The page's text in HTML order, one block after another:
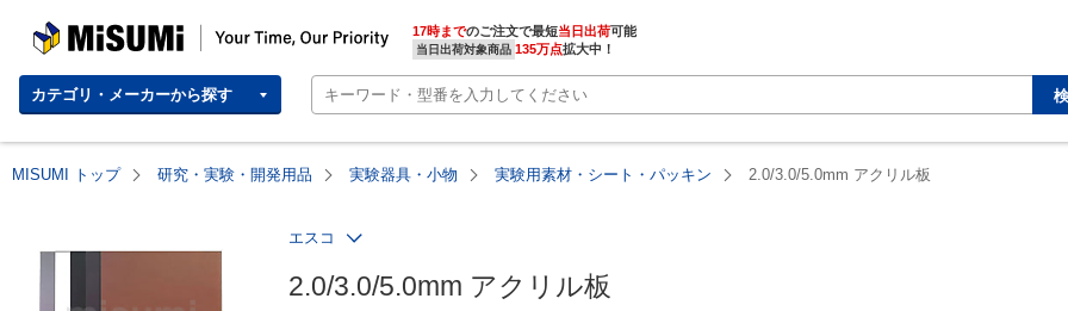
MISUMI | Your Time, Our Priority 17時までのご注文で最短当日出荷
当日出荷対象商品 135万点拡大中！
カテゴリ・メーカーから探す
MISUMI トップ 研究・実験・開発用品 実験器具・小物 実験用素材・シート・パッキン 2.0/3.0/5.0mm アクリル板
エスコ
2.0/3.0/5.0mm アクリル板